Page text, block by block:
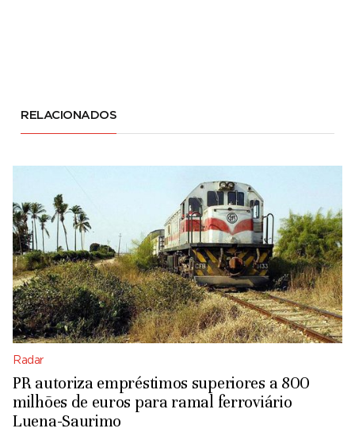
RELACIONADOS
Radar
PR autoriza empréstimos superiores a 800
milhões de euros para ramal ferroviário
Luena-Saurimo